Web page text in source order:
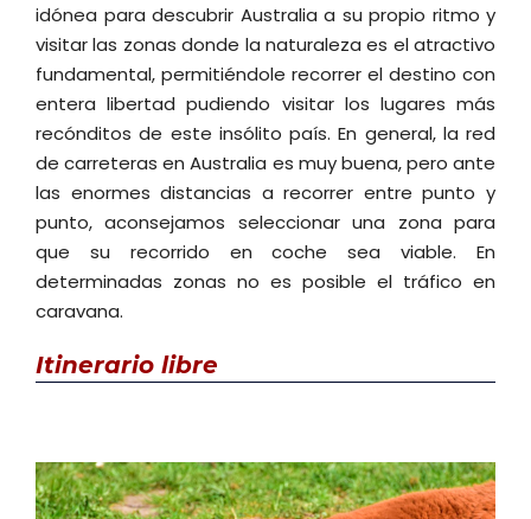
idónea para descubrir Australia a su propio ritmo y
visitar las zonas donde la naturaleza es el atractivo
fundamental, permitiéndole recorrer el destino con
entera libertad pudiendo visitar los lugares más
recónditos de este insólito país. En general, la red
de carreteras en Australia es muy buena, pero ante
las enormes distancias a recorrer entre punto y
punto, aconsejamos seleccionar una zona para
que su recorrido en coche sea viable. En
determinadas zonas no es posible el tráfico en
caravana.
Itinerario libre